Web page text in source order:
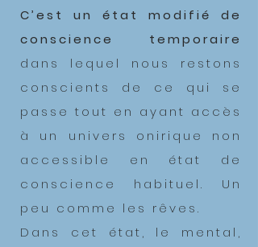
C’est un état modifié de
conscience temporaire
dans lequel nous restons
conscients de ce qui se
passe tout en ayant accès
à un univers onirique non
accessible en état de
conscience habituel. Un
peu comme les rêves.
Dans cet état, le mental,